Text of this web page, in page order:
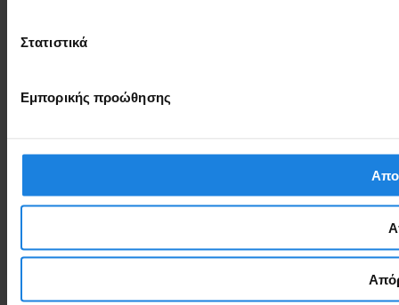
Στατιστικά
Εμπορικής προώθησης